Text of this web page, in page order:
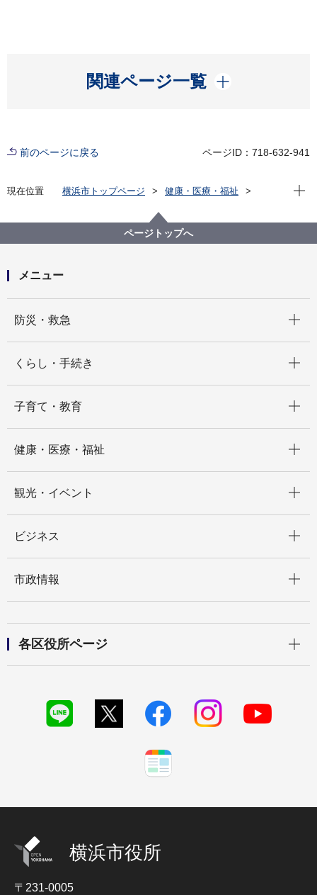
関連ページ一覧
開く
前のページに戻る ページID：718-632-941
現在位置 横浜市トップページ
健康・医療・福祉
障害者差別解消法への対応
肢体不自由
（障害者差別事例24）肢体不自由 交通機関・道路
現在
ページトップへ
メニュー
防災・救急
くらし・手続き
子育て・教育
健康・医療・福祉
観光・イベント
ビジネス
市政情報
各区役所ページ
横浜市役所
〒231-0005